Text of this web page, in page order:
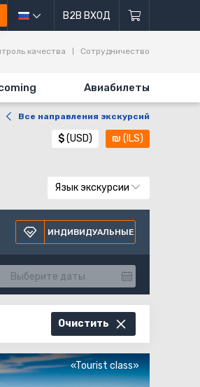
B2B ВХОД
Авиабилеты
качества Сотрудничество
Все направления экскурсий
$(USD) ₪ (ILS)
Язык экскурсии
ИНДИВИДУАЛЬНЫЕ
Очистить
«Tourist class»